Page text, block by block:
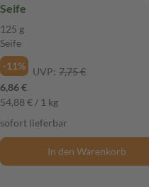
Seife
125 g
Seife
-11%
UVP: 7,75 €
6,86 €
54,88 € / 1 kg
sofort lieferbar
In den Warenkorb